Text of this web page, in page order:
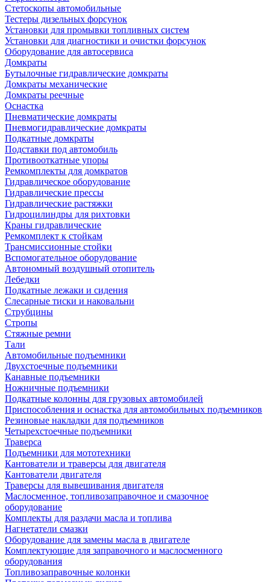
Стетоскопы автомобильные
Тестеры дизельных форсунок
Установки для промывки топливных систем
Установки для диагностики и очистки форсунок
Оборудование для автосервиса
Домкраты
Бутылочные гидравлические домкраты
Домкраты механические
Домкраты реечные
Оснастка
Пневматические домкраты
Пневмогидравлические домкраты
Подкатные домкраты
Подставки под автомобиль
Противооткатные упоры
Ремкомплекты для домкратов
Гидравлическое оборудование
Гидравлические прессы
Гидравлические растяжки
Гидроцилиндры для рихтовки
Краны гидравлические
Ремкомплект к стойкам
Трансмиссионные стойки
Вспомогательное оборудование
Автономный воздушный отопитель
Лебедки
Подкатные лежаки и сидения
Слесарные тиски и наковальни
Струбцины
Стропы
Стяжные ремни
Тали
Автомобильные подъемники
Двухстоечные подъемники
Канавные подъемники
Ножничные подъемники
Подкатные колонны для грузовых автомобилей
Приспособления и оснастка для автомобильных подъемников
Резиновые накладки для подъемников
Четырехстоечные подъемники
Траверса
Подъемники для мототехники
Кантователи и траверсы для двигателя
Кантователи двигателя
Траверсы для вывешивания двигателя
Маслосменное, топливозаправочное и смазочное
оборудование
Комплекты для раздачи масла и топлива
Нагнетатели смазки
Оборудование для замены масла в двигателе
Комплектующие для заправочного и маслосменного
оборудования
Топливозаправочные колонки